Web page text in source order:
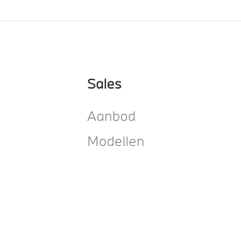
Sales
Aanbod
Modellen